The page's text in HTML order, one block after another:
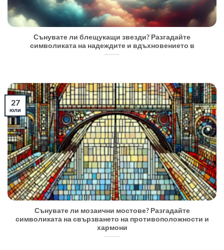
Сънувате ли блещукащи звезди? Разгадайте
символиката на надеждите и вдъхновението в
Сънувате ли мозаични мостове? Разгадайте
символиката на свързването на противоположности и
хармони
27
юли